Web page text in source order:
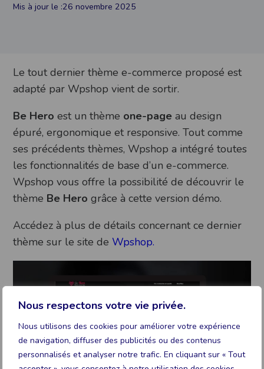
Nous respectons votre vie privée.
Nous utilisons des cookies pour améliorer votre expérience
de navigation, diffuser des publicités ou des contenus
personnalisés et analyser notre trafic. En cliquant sur « Tout
Mis à jour le :26 novembre 2025
Le tout dernier thème e-commerce proposé est
adapté par Wpshop vient de sortir.
Be Hero est un thème one-page au design
épuré, ergonomique et responsive. Tout comme
ses précédents thèmes, Wpshop a intégré toutes
les fonctionnalités de base d’un e-commerce.
Wpshop vous offre la possibilité de découvrir le
thème Be Hero grâce à cette version démo.
Accédez à plus de détails concernant ce dernier
thème sur le site de Wpshop.